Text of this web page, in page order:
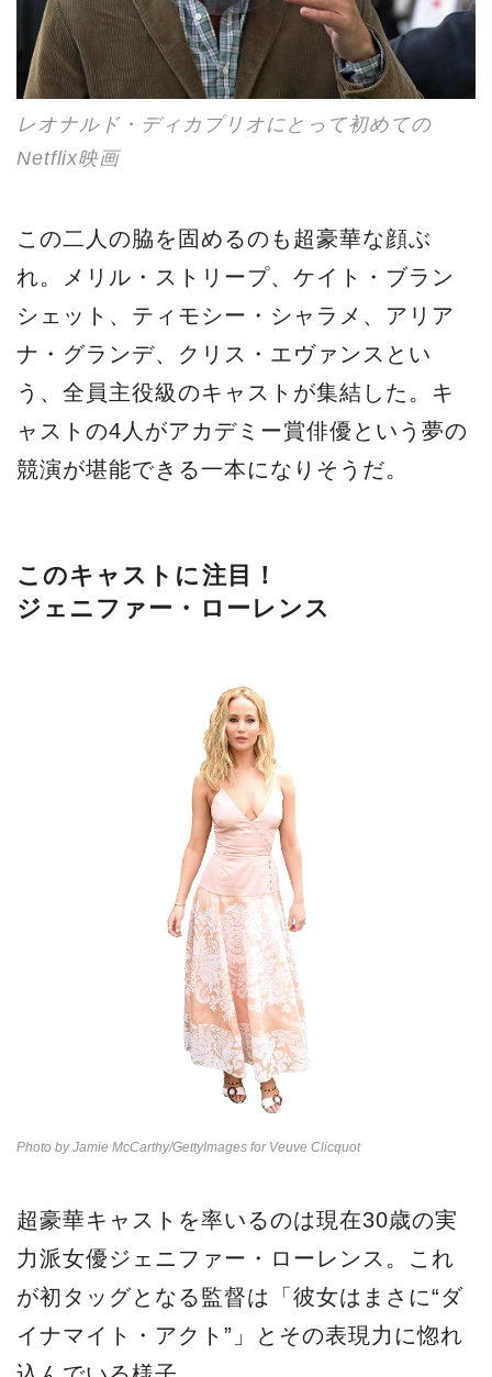
レオナルド・ディカプリオにとって初めての
Netflix映画
この二人の脇を固めるのも超豪華な顔ぶ
れ。メリル・ストリープ、ケイト・ブラン
シェット、ティモシー・シャラメ、アリア
ナ・グランデ、クリス・エヴァンスとい
う、全員主役級のキャストが集結した。キ
ャストの4人がアカデミー賞俳優という夢の
競演が堪能できる一本になりそうだ。
このキャストに注目！
ジェニファー・ローレンス
Photo by Jamie McCarthy/GettyImages for Veuve Clicquot
超豪華キャストを率いるのは現在30歳の実
力派女優ジェニファー・ローレンス。これ
が初タッグとなる監督は「彼女はまさに“ダ
イナマイト・アクト”」とその表現力に惚れ